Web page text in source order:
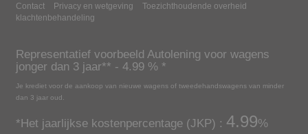
Contact Privacy en wetgeving
Toezichthoudende overheid
klachtenbehandeling
Representatief voorbeeld Autolening voor wagens
jonger dan 3 jaar** - 4.99 % *
Je krediet voor de aankoop van nieuwe wagens of tweedehandswagens van minder
dan 3 jaar oud.
*Het jaarlijkse kostenpercentage (JKP) : 4.99%